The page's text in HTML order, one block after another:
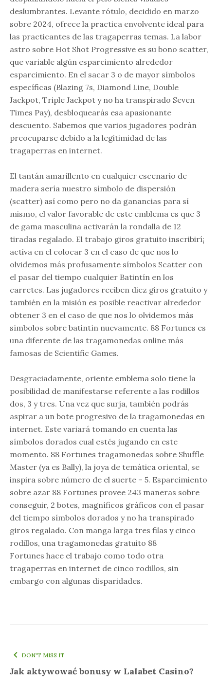
deslumbrantes. Levante rótulo, decidido en marzo
sobre 2024, ofrece la practica envolvente ideal para
las practicantes de las tragaperras temas. La labor
astro sobre Hot Shot Progressive es su bono scatter,
que variable algún esparcimiento alrededor
esparcimiento. En el sacar 3 o de mayor símbolos
específicas (Blazing 7s, Diamond Line, Double
Jackpot, Triple Jackpot y no ha transpirado Seven
Times Pay), desbloquearás esa apasionante
descuento. Sabemos que varios jugadores podrán
preocuparse debido a la legitimidad de las
tragaperras en internet.
El tantán amarillento en cualquier escenario de
madera serí­a nuestro símbolo de dispersión
(scatter) así­ como pero no da ganancias para sí
mismo, el valor favorable de este emblema es que 3
de gama masculina activarán la rondalla de 12
tiradas regalado. El trabajo giros gratuito inscribirí¡
activa en el colocar 3 en el caso de que nos lo
olvidemos más profusamente símbolos Scatter con
el pasar del tiempo cualquier Batintín en los
carretes. Las jugadores reciben diez giros gratuito y
también en la misión es posible reactivar alrededor
obtener 3 en el caso de que nos lo olvidemos más
símbolos sobre batintín nuevamente. 88 Fortunes es
una diferente de las tragamonedas online más
famosas de Scientific Games.
Desgraciadamente, oriente emblema solo tiene la
posibilidad de manifestarse referente a las rodillos
dos, 3 y tres. Una vez que surja, también podrás
aspirar a un bote progresivo de la tragamonedas en
internet. Este variará tomando en cuenta las
símbolos dorados cual estés jugando en este
momento. 88 Fortunes tragamonedas sobre Shuffle
Master (ya es Bally), la joya de temática oriental, se
inspira sobre número de el suerte – 5. Esparcimiento
sobre azar 88 Fortunes provee 243 maneras sobre
conseguir, 2 botes, magníficos gráficos con el pasar
del tiempo símbolos dorados y no ha transpirado
giros regalado. Con manga larga tres filas y cinco
rodillos, una tragamonedas gratuito 88
Fortunes hace el trabajo como todo otra
tragaperras en internet de cinco rodillos, sin
embargo con algunas disparidades.
DON'T MISS IT
Jak aktywować bonusy w Lalabet Casino?